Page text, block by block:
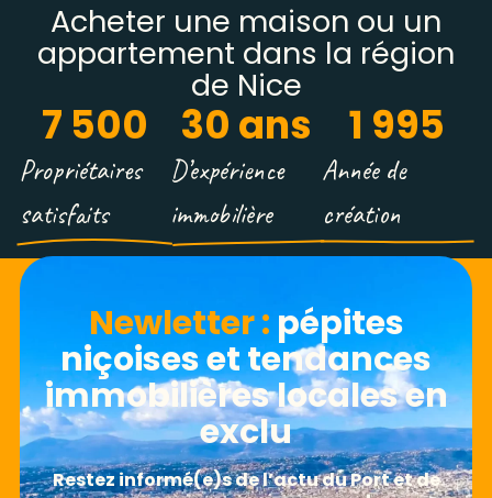
Acheter une maison ou un
appartement dans la région
de Nice
Propriétaires
satisfaits
7 500
D’expérience
immobilière
30 ans
Année de
création
1 995
Newletter​ : pépites
niçoises et tendances
immobilières locales en
exclu